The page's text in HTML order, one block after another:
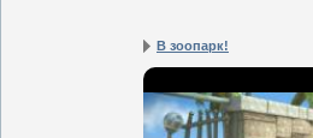
В зоопарк!